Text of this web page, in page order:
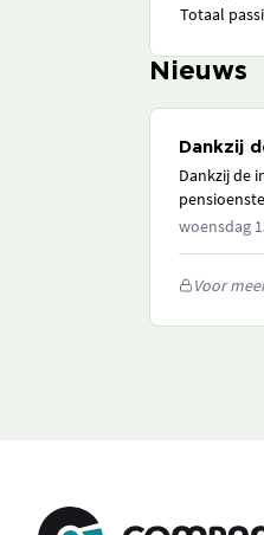
Totaal
Nieuws
Dankzij
Dankzij de
woensdag
Voor